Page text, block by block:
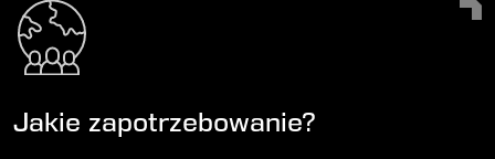
Jakie zapotrzebowanie?